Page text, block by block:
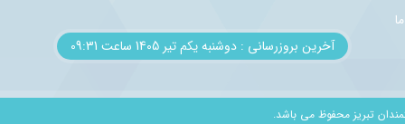
آخرین بروزرسانی : دوشنبه یکم تير 1405 ساعت 09:31